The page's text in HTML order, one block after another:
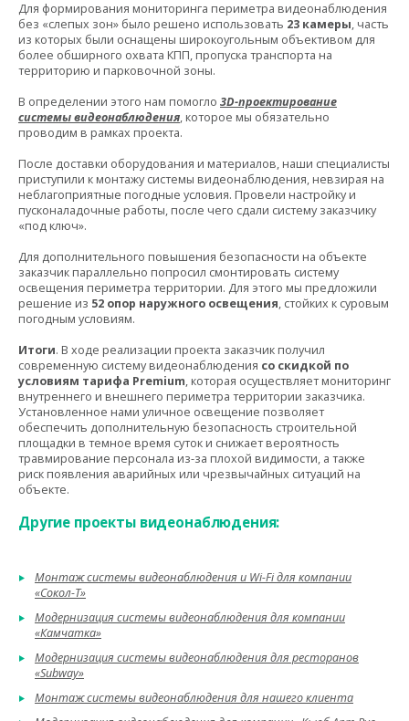
Для формирования мониторинга периметра видеонаблюдения
без «слепых зон» было решено использовать 23 камеры, часть
из которых были оснащены широкоугольным объективом для
более обширного охвата КПП, пропуска транспорта на
территорию и парковочной зоны.
В определении этого нам помогло 3D-проектирование
системы видеонаблюдения, которое мы обязательно
проводим в рамках проекта.
После доставки оборудования и материалов, наши специалисты
приступили к монтажу системы видеонаблюдения, невзирая на
неблагоприятные погодные условия. Провели настройку и
пусконаладочные работы, после чего сдали систему заказчику
«под ключ».
Для дополнительного повышения безопасности на объекте
заказчик параллельно попросил смонтировать систему
освещения периметра территории. Для этого мы предложили
решение из 52 опор наружного освещения, стойких к суровым
погодным условиям.
Итоги. В ходе реализации проекта заказчик получил
современную систему видеонаблюдения со скидкой по
условиям тарифа Premium, которая осуществляет мониторинг
внутреннего и внешнего периметра территории заказчика.
Установленное нами уличное освещение позволяет
обеспечить дополнительную безопасность строительной
площадки в темное время суток и снижает вероятность
травмирование персонала из-за плохой видимости, а также
риск появления аварийных или чрезвычайных ситуаций на
объекте.
Другие проекты видеонаблюдения:
Монтаж системы видеонаблюдения и Wi-Fi для компании
«Сокол-Т»
Модернизация системы видеонаблюдения для компании
«Камчатка»
Модернизация системы видеонаблюдения для ресторанов
«Subway»
Монтаж системы видеонаблюдения для нашего клиента